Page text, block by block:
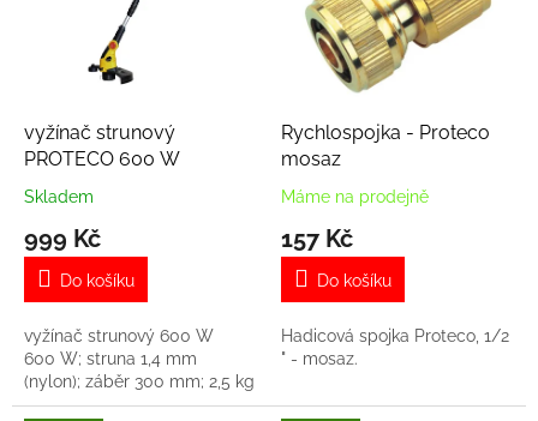
d
ů
vyžínač strunový
PROTECO 600 W
Skladem
999 Kč
Do košíku
vyžínač strunový 600 W
600 W; struna 1,4 mm
(nylon); záběr 300 mm; 2,5 kg
Rychlospojka - Proteco
mosaz
Máme na prodejně
157 Kč
Do košíku
Hadicová spojka Proteco, 1/2
" - mosaz.